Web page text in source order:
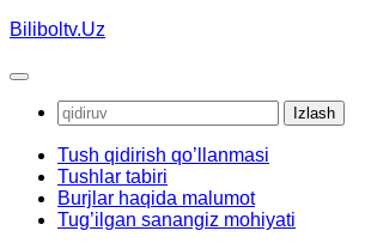
Skip
content
Biliboltv.Uz
Qidirshish:
Tush qidirish qo’llanmasi
Tushlar tabiri
Burjlar haqida malumot
Tug’ilgan sanangiz mohiyati